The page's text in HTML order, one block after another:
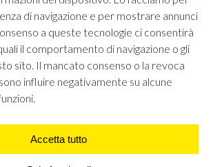
di navigazione e per mostrare annunci
a queste tecnologie ci consentirà
il comportamento di navigazione o gli
sito. Il mancato consenso o la revoca
influire negativamente su alcune
Accetta tutto
POLICY COOKIE POLICY